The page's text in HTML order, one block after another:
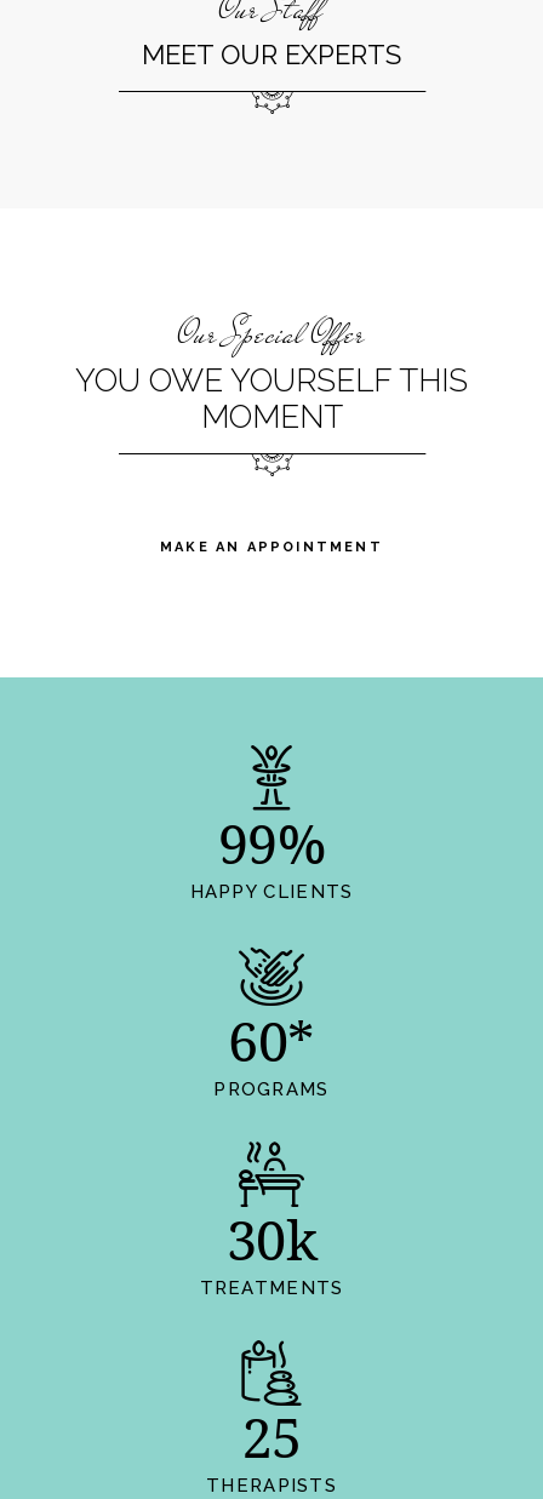
MEET OUR EXPERTS
Our Special Offer
YOU OWE YOURSELF THIS
MOMENT
MAKE AN APPOINTMENT
99%
HAPPY CLIENTS
60*
PROGRAMS
30k
TREATMENTS
25
THERAPISTS